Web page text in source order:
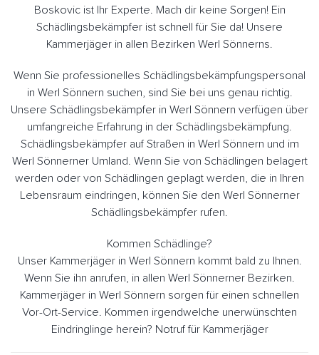
Boskovic ist Ihr Experte. Mach dir keine Sorgen! Ein
Schädlingsbekämpfer ist schnell für Sie da! Unsere
Kammerjäger in allen Bezirken Werl Sönnerns.
Wenn Sie professionelles Schädlingsbekämpfungspersonal
in Werl Sönnern suchen, sind Sie bei uns genau richtig.
Unsere Schädlingsbekämpfer in Werl Sönnern verfügen über
umfangreiche Erfahrung in der Schädlingsbekämpfung.
Schädlingsbekämpfer auf Straßen in Werl Sönnern und im
Werl Sönnerner Umland. Wenn Sie von Schädlingen belagert
werden oder von Schädlingen geplagt werden, die in Ihren
Lebensraum eindringen, können Sie den Werl Sönnerner
Schädlingsbekämpfer rufen.
Kommen Schädlinge?
Unser Kammerjäger in Werl Sönnern kommt bald zu Ihnen.
Wenn Sie ihn anrufen, in allen Werl Sönnerner Bezirken.
Kammerjäger in Werl Sönnern sorgen für einen schnellen
Vor-Ort-Service. Kommen irgendwelche unerwünschten
Eindringlinge herein? Notruf für Kammerjäger